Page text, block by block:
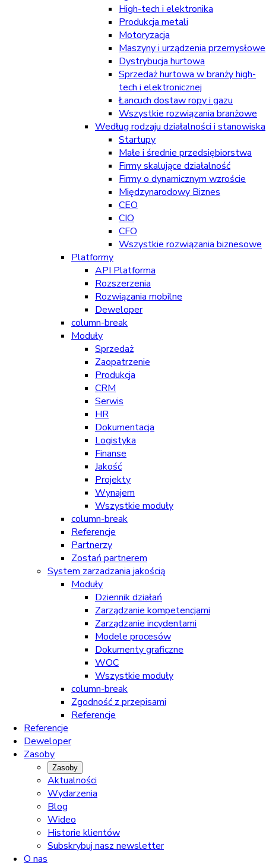
High-tech i elektronika
Produkcja metali
Motoryzacja
Maszyny i urządzenia przemysłowe
Dystrybucja hurtowa
Sprzedaż hurtowa w branży high-
tech i elektronicznej
Łancuch dostaw ropy i gazu
Wszystkie rozwiązania branżowe
Według rodzaju działalności i stanowiska
Startupy
Małe i średnie przedsiębiorstwa
Firmy skalujące działalność
Firmy o dynamicznym wzroście
Międzynarodowy Biznes
CEO
CIO
CFO
Wszystkie rozwiązania biznesowe
Platformy
API Platforma
Rozszerzenia
Rozwiązania mobilne
Deweloper
column-break
Moduły
Sprzedaż
Zaopatrzenie
Produkcja
CRM
Serwis
HR
Dokumentacja
Logistyka
Finanse
Jakość
Projekty
Wynajem
Wszystkie moduły
column-break
Referencje
Partnerzy
Zostań partnerem
System zarzadzania jakością
Moduły
Dziennik działań
Zarządzanie kompetencjami
Zarządzanie incydentami
Modele procesów
Dokumenty graficzne
WOC
Wszystkie moduły
column-break
Zgodność z przepisami
Referencje
Referencje
Deweloper
Zasoby
Zasoby
Aktualności
Wydarzenia
Blog
Wideo
Historie klientów
Subskrybuj nasz newsletter
O nas